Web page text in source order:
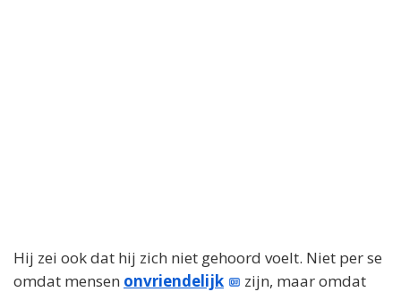
Hij zei ook dat hij zich niet gehoord voelt. Niet per se
omdat mensen onvriendelijk
zijn, maar omdat